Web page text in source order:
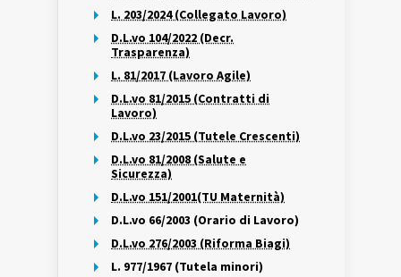
L. 203/2024 (Collegato Lavoro)
D.L.vo 104/2022 (Decr.
Trasparenza)
L. 81/2017 (Lavoro Agile)
D.L.vo 81/2015 (Contratti di
Lavoro)
D.L.vo 23/2015 (Tutele Crescenti)
D.L.vo 81/2008 (Salute e
Sicurezza)
D.L.vo 151/2001(TU Maternità)
D.L.vo 66/2003 (Orario di Lavoro)
D.L.vo 276/2003 (Riforma Biagi)
L. 977/1967 (Tutela minori)